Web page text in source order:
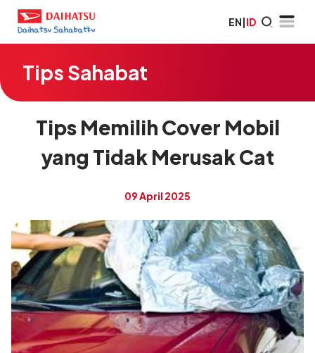
EN|ID
Tips Sahabat
Tips Memilih Cover Mobil
yang Tidak Merusak Cat
09 April 2025